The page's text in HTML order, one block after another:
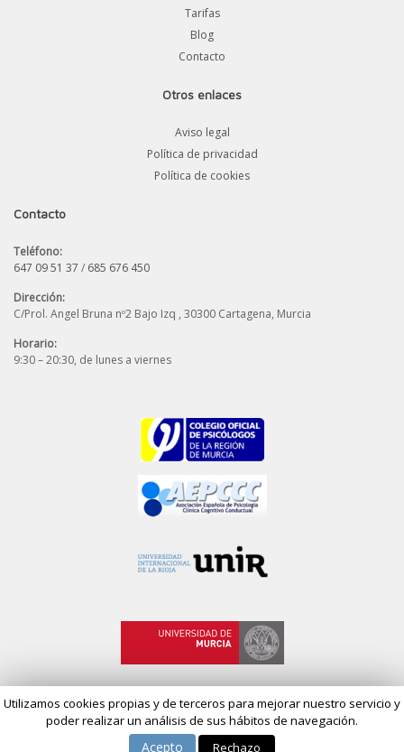
Tarifas
Blog
Contacto
Otros enlaces
Aviso legal
Política de privacidad
Política de cookies
Contacto
Teléfono:
647 09 51 37 / 685 676 450
Dirección:
C/Prol. Angel Bruna nº2 Bajo Izq , 30300 Cartagena, Murcia
Horario:
9:30 – 20:30, de lunes a viernes
© 2018 Psicología Mens Sana - Diseño web porAirearte Diseño Web
Utilizamos cookies propias y de terceros para mejorar nuestro servicio y
poder realizar un análisis de sus hábitos de navegación.
Acepto Rechazo